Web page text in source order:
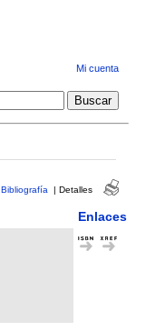
Mi cuenta
Bibliografía | Detalles
Enlaces